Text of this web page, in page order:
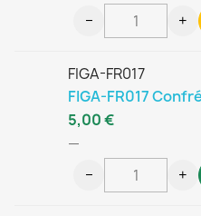
− +
FIGA-FR017
FIGA-FR017
—
5,00 €
− +